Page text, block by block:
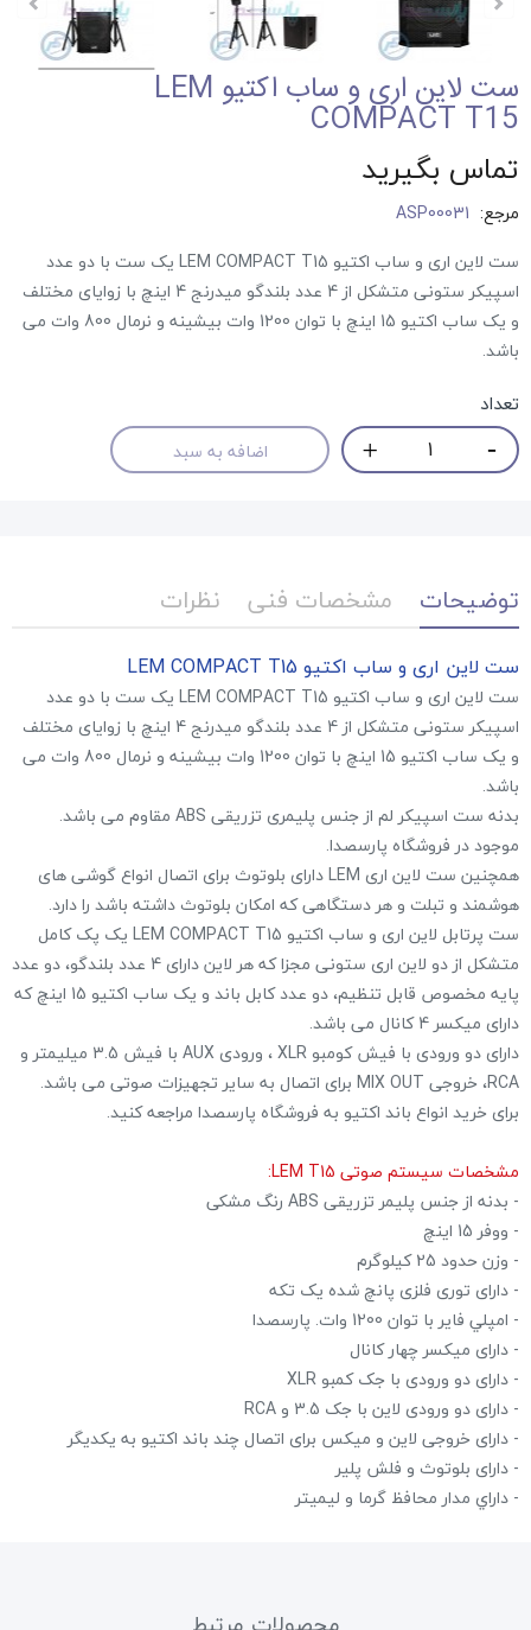
ست لاین اری و ساب اکتیو LEM
COMPACT T15
تماس بگیرید
مرجع: ASP00031
ست لاین اری و ساب اکتیو LEM COMPACT T15 یک ست با دو عدد
اسپیکر ستونی متشکل از 4 عدد بلندگو میدرنج 4 اینچ با زوایای مختلف
و یک ساب اکتیو 15 اینچ با توان 1200 وات بیشینه و نرمال 800 وات می
باشد.
تعداد
اضافه به سبد
توضیحات مشخصات فنی نظرات
ست لاین اری و ساب اکتیو LEM COMPACT T15
ست لاین اری و ساب اکتیو LEM COMPACT T15 یک ست با دو عدد
اسپیکر ستونی متشکل از 4 عدد بلندگو میدرنج 4 اینچ با زوایای مختلف
و یک ساب اکتیو 15 اینچ با توان 1200 وات بیشینه و نرمال 800 وات می
باشد.
بدنه ست اسپیکر لم از جنس پلیمری تزریقی ABS مقاوم می باشد.
موجود در فروشگاه پارسصدا.
همچنین ست لاین اری LEM دارای بلوتوث برای اتصال انواع گوشی های
هوشمند و تبلت و هر دستگاهی که امکان بلوتوث داشته باشد را دارد.
ست پرتابل لاین اری و ساب اکتیو LEM COMPACT T15 یک پک کامل
متشکل از دو لاین اری ستونی مجزا که هر لاین دارای 4 عدد بلندگو، دو عدد
پایه مخصوص قابل تنظیم، دو عدد کابل باند و یک ساب اکتیو 15 اینچ که
دارای میکسر 4 کانال می باشد.
دارای دو ورودی با فیش کومبو XLR ، ورودی AUX با فیش 3.5 میلیمتر و
RCA، خروجی MIX OUT برای اتصال به سایر تجهیزات صوتی می باشد.
برای خرید انواع باند اکتیو به فروشگاه پارسصدا مراجعه کنید.
مشخصات سیستم صوتی LEM T15:
- بدنه از جنس پلیمر تزریقی ABS رنگ مشکی
- ووفر 15 اینچ
- وزن حدود 25 کیلوگرم
- دارای توری فلزی پانچ شده یک تکه
- امپلي فاير با توان 1200 وات. پارسصدا
- دارای میکسر چهار کانال
- دارای دو ورودی با جک کمبو XLR
- دارای دو ورودی لاین با جک 3.5 و RCA
- دارای خروجی لاین و میکس برای اتصال چند باند اکتیو به یکدیگر
- دارای بلوتوث و فلش پلیر
- داراي مدار محافظ گرما و ليميتر